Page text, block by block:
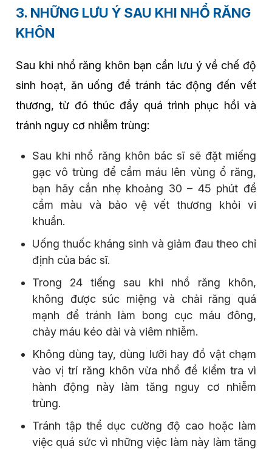
3. NHỮNG LƯU Ý SAU KHI NHỔ RĂNG
KHÔN
Sau khi nhổ răng khôn bạn cần lưu ý về chế độ
sinh hoạt, ăn uống để tránh tác động đến vết
thương, từ đó thúc đẩy quá trình phục hồi và
tránh nguy cơ nhiễm trùng:
Sau khi nhổ răng khôn bác sĩ sẽ đặt miếng
gạc vô trùng để cầm máu lên vùng ổ răng,
bạn hãy cắn nhẹ khoảng 30 – 45 phút để
cầm màu và bảo vệ vết thương khỏi vi
khuẩn.
Uống thuốc kháng sinh và giảm đau theo chỉ
định của bác sĩ.
Trong 24 tiếng sau khi nhổ răng khôn,
không được súc miệng và chải răng quá
mạnh để tránh làm bong cục máu đông,
chảy máu kéo dài và viêm nhiễm.
Không dùng tay, dùng lưỡi hay đồ vật chạm
vào vị trí răng khôn vừa nhổ để kiểm tra vì
hành động này làm tăng nguy cơ nhiễm
trùng.
Tránh tập thể dục cường độ cao hoặc làm
việc quá sức vì những việc làm này làm tăng